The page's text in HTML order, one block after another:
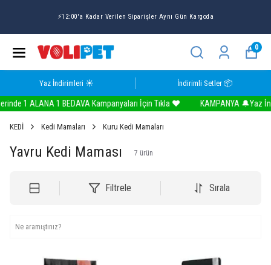
⚡12:00'a Kadar Verilen Siparişler Aynı Gün Kargoda
0
Yaz İndirimleri ☀️ İndirimli Setler 📦
1 ALANA 1 BEDAVA Kampanyaları İçin Tıkla ❤️ KAMPANYA 🔔Yaz
KEDİ Kedi Mamaları Kuru Kedi Mamaları
Yavru Kedi Maması 7 ürün
Filtrele Sırala